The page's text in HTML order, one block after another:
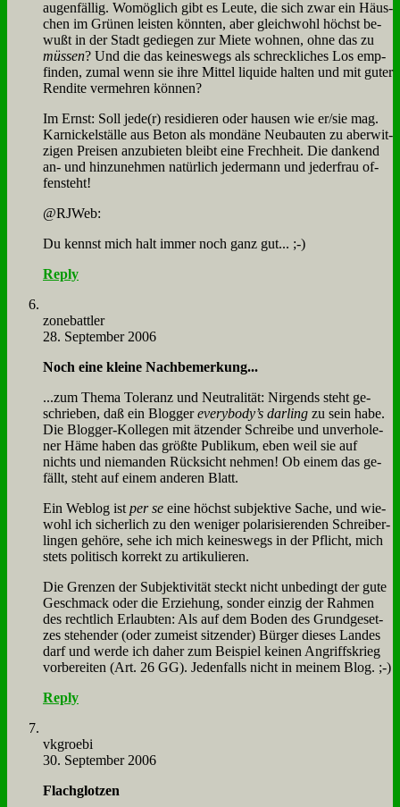
au­gen­fäl­lig. Wo­mög­lich gibt es Leu­te, die sich zwar ein Häus­
chen im Grü­nen lei­sten könn­ten, aber gleich­wohl höchst be­
wußt in der Stadt ge­die­gen zur Mie­te woh­nen, oh­ne das zu
müs­sen? Und die das kei­nes­wegs als schreck­li­ches Los emp­
fin­den, zu­mal wenn sie ih­re Mit­tel li­qui­de hal­ten und mit gu­ter
Ren­di­te ver­meh­ren kön­nen?
Im Ernst: Soll jede(r) re­si­die­ren oder hau­sen wie er/sie mag.
Kar­nickel­stäl­le aus Be­ton als mon­dä­ne Neu­bau­ten zu aber­wit­
zi­gen Prei­sen an­zu­bie­ten bleibt ei­ne Frech­heit. Die dan­kend
an- und hin­zu­neh­men na­tür­lich je­der­mann und je­der­frau of­
fen­steht!
@RJWeb:
Du kennst mich halt im­mer noch ganz gut... ;-)
Reply
zone­batt­ler
28. September 2006
Noch ei­ne klei­ne Nach­be­mer­kung...
...zum The­ma To­le­ranz und Neu­tra­li­tät: Nir­gends steht ge­
schrie­ben, daß ein Blog­gereverybody’s dar­ling zu sein ha­be.
Die Blog­ger-Kol­le­gen mit ät­zen­der Schrei­be und un­ver­ho­le­
ner Hä­me ha­ben das größ­te Pu­bli­kum, eben weil sie auf
nichts und nie­man­den Rück­sicht neh­men! Ob ei­nem das ge­
fällt, steht auf ei­nem an­de­ren Blatt.
Ein Web­log ist per se ei­ne höchst sub­jek­ti­ve Sa­che, und wie­
wohl ich si­cher­lich zu den we­ni­ger po­la­ri­sie­ren­den Schrei­ber­
lin­gen ge­hö­re, se­he ich mich kei­nes­wegs in der Pflicht, mich
stets po­li­tisch kor­rekt zu ar­ti­ku­lie­ren.
Die Gren­zen der Sub­jek­ti­vi­tät steckt nicht un­be­dingt der gu­te
Ge­schmack oder die Er­zie­hung, son­der ein­zig der Rah­men
des recht­lich Er­laub­ten: Als auf dem Bo­den des Grund­ge­set­
zes ste­hen­der (oder zu­meist sit­zen­der) Bür­ger die­ses Lan­des
darf und wer­de ich da­her zum Bei­spiel kei­nen An­griffs­krieg
vor­be­rei­ten (Art. 26 GG). Je­den­falls nicht in mei­nem Blog. ;-)
Reply
vkgroe­bi
30. September 2006
Flach­glot­zen